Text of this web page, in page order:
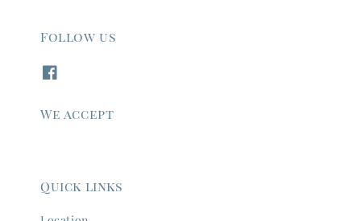
Follow us
We accept
Quick links